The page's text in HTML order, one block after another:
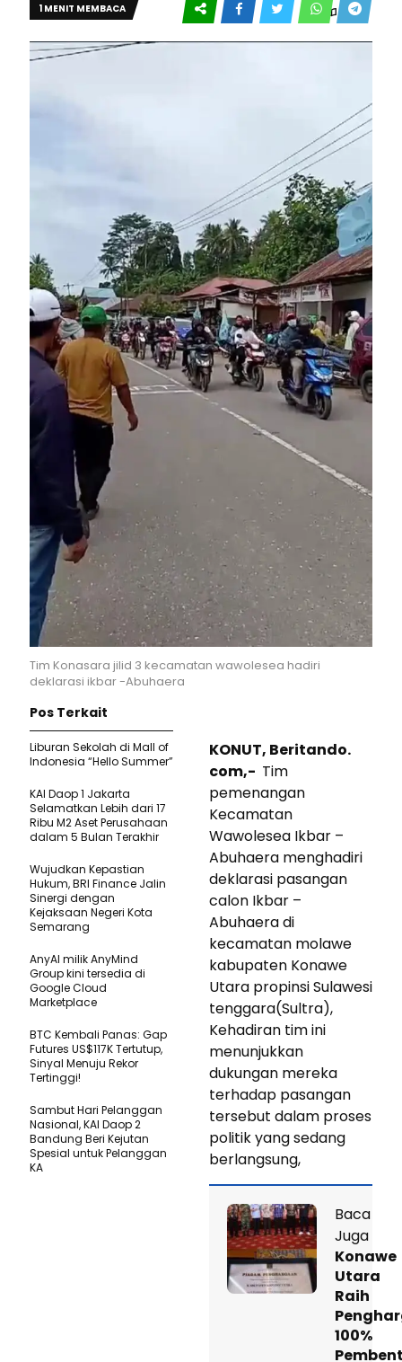
0 188
1 MENIT MEMBACA
Tim Konasara jilid 3 kecamatan wawolesea hadiri
deklarasi ikbar -Abuhaera
KONUT, Beritando.
com,- Tim
pemenangan
Kecamatan
Wawolesea Ikbar –
Abuhaera menghadiri
deklarasi pasangan
calon Ikbar –
Abuhaera di
kecamatan molawe
kabupaten Konawe
Utara propinsi Sulawesi
tenggara(Sultra),
Kehadiran tim ini
menunjukkan
dukungan mereka
terhadap pasangan
tersebut dalam proses
politik yang sedang
berlangsung,
Baca
Juga
Konawe
Utara
Raih
100%
Pos Terkait
Liburan Sekolah di Mall of
Indonesia “Hello Summer”
KAI Daop 1 Jakarta
Selamatkan Lebih dari 17
Ribu M2 Aset Perusahaan
dalam 5 Bulan Terakhir
Wujudkan Kepastian
Hukum, BRI Finance Jalin
Sinergi dengan
Kejaksaan Negeri Kota
Semarang
AnyAI milik AnyMind
Group kini tersedia di
Google Cloud
Marketplace
BTC Kembali Panas: Gap
Futures US$117K Tertutup,
Sinyal Menuju Rekor
Tertinggi!
Sambut Hari Pelanggan
Nasional, KAI Daop 2
Bandung Beri Kejutan
Spesial untuk Pelanggan
KA